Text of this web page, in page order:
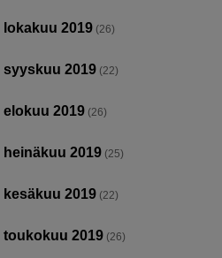
lokakuu 2019 (26)
syyskuu 2019 (22)
elokuu 2019 (26)
heinäkuu 2019 (25)
kesäkuu 2019 (22)
toukokuu 2019 (26)